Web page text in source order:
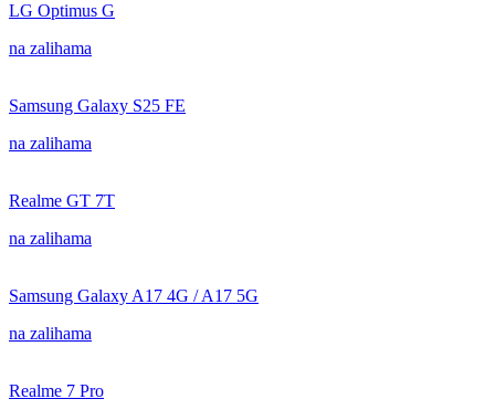
LG Optimus G
na zalihama
Samsung Galaxy S25 FE
na zalihama
Realme GT 7T
na zalihama
Samsung Galaxy A17 4G / A17 5G
na zalihama
Realme 7 Pro